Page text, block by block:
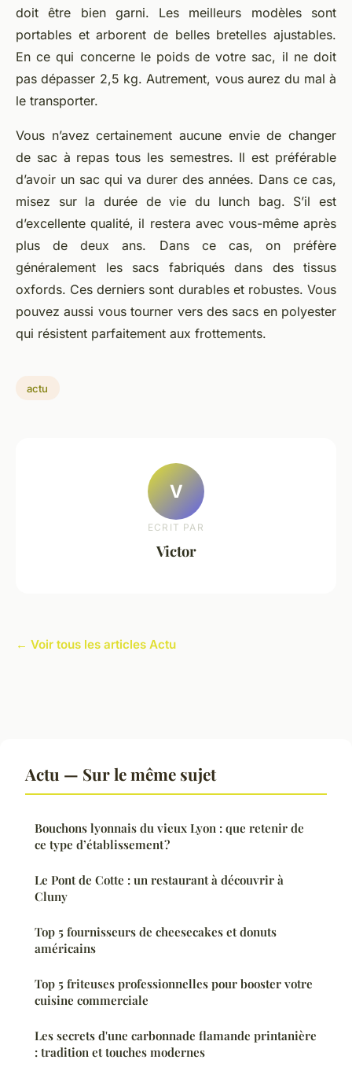
doit être bien garni. Les meilleurs modèles sont
portables et arborent de belles bretelles ajustables.
En ce qui concerne le poids de votre sac, il ne doit
pas dépasser 2,5 kg. Autrement, vous aurez du mal à
le transporter.
Vous n’avez certainement aucune envie de changer
de sac à repas tous les semestres. Il est préférable
d’avoir un sac qui va durer des années. Dans ce cas,
misez sur la durée de vie du lunch bag. S’il est
d’excellente qualité, il restera avec vous-même après
plus de deux ans. Dans ce cas, on préfère
généralement les sacs fabriqués dans des tissus
oxfords. Ces derniers sont durables et robustes. Vous
pouvez aussi vous tourner vers des sacs en polyester
qui résistent parfaitement aux frottements.
actu
V
ECRIT PAR
Victor
← Voir tous les articles Actu
Actu — Sur le même sujet
Bouchons lyonnais du vieux Lyon : que retenir de
ce type d’établissement ?
Le Pont de Cotte : un restaurant à découvrir à
Cluny
Top 5 fournisseurs de cheesecakes et donuts
américains
Top 5 friteuses professionnelles pour booster votre
cuisine commerciale
Les secrets d'une carbonnade flamande printanière
: tradition et touches modernes